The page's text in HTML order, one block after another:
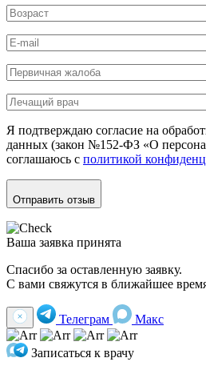
Я подтверждаю согласие на
данных (закон №152-ФЗ «О
соглашаюсь с политикой
Отправить отзыв
Ваша заявка принята
Спасибо за оставленную заявку.
С вами свяжутся в ближайшее
Телеграм Макс
Записаться к врачу